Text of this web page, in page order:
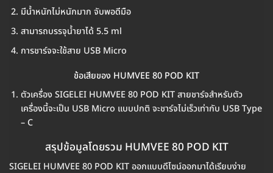
มีน้ำหนักไม่หนักมาก จับพอดีมือ
สามารถบรรจุน้ำยาได้ 5.5 ml
การชาร์จจะใช้สาย USB Micro
ข้อเสียของ HUMVEE 80 POD KIT
ตัวเครื่อง SIGELEI HUMVEE 80 POD KIT สายชาร์จสำหรับตัว
เครื่องนี้จะเป็น USB Micro แบบปกติ จะชาร์จไม่เร็วเท่ากับ USB Type
– C
สรุปข้อมูลโดยรวม HUMVEE 80 POD KIT
SIGELEI HUMVEE 80 POD KIT ออกแบบดีไซน์ออกมาได้เรียบง่าย